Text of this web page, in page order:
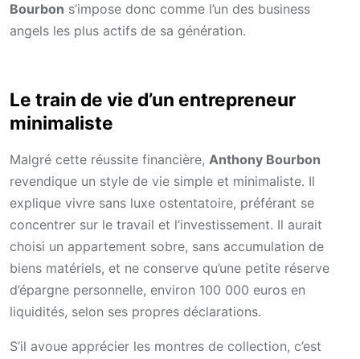
Bourbon s’impose donc comme l’un des business
angels les plus actifs de sa génération.
Le train de vie d’un entrepreneur
minimaliste
Malgré cette réussite financière, Anthony Bourbon
revendique un style de vie simple et minimaliste. Il
explique vivre sans luxe ostentatoire, préférant se
concentrer sur le travail et l’investissement. Il aurait
choisi un appartement sobre, sans accumulation de
biens matériels, et ne conserve qu’une petite réserve
d’épargne personnelle, environ 100 000 euros en
liquidités, selon ses propres déclarations.
S’il avoue apprécier les montres de collection, c’est